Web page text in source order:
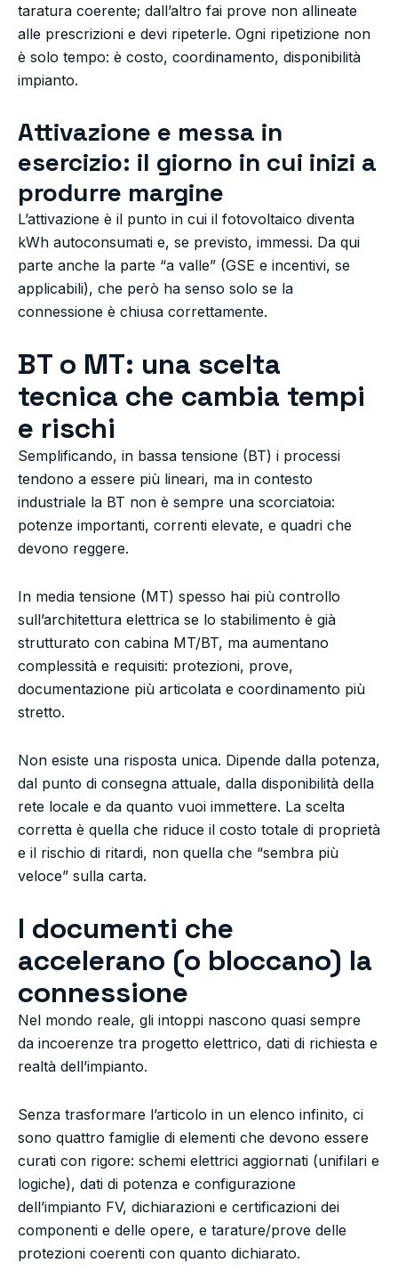
taratura coerente; dall’altro fai prove non allineate
alle prescrizioni e devi ripeterle. Ogni ripetizione non
è solo tempo: è costo, coordinamento, disponibilità
impianto.
Attivazione e messa in
esercizio: il giorno in cui inizi a
produrre margine
L’attivazione è il punto in cui il fotovoltaico diventa
kWh autoconsumati e, se previsto, immessi. Da qui
parte anche la parte “a valle” (GSE e incentivi, se
applicabili), che però ha senso solo se la
connessione è chiusa correttamente.
BT o MT: una scelta
tecnica che cambia tempi
e rischi
Semplificando, in bassa tensione (BT) i processi
tendono a essere più lineari, ma in contesto
industriale la BT non è sempre una scorciatoia:
potenze importanti, correnti elevate, e quadri che
devono reggere.
In media tensione (MT) spesso hai più controllo
sull’architettura elettrica se lo stabilimento è già
strutturato con cabina MT/BT, ma aumentano
complessità e requisiti: protezioni, prove,
documentazione più articolata e coordinamento più
stretto.
Non esiste una risposta unica. Dipende dalla potenza,
dal punto di consegna attuale, dalla disponibilità della
rete locale e da quanto vuoi immettere. La scelta
corretta è quella che riduce il costo totale di proprietà
e il rischio di ritardi, non quella che “sembra più
veloce” sulla carta.
I documenti che
accelerano (o bloccano) la
connessione
Nel mondo reale, gli intoppi nascono quasi sempre
da incoerenze tra progetto elettrico, dati di richiesta e
realtà dell’impianto.
Senza trasformare l’articolo in un elenco infinito, ci
sono quattro famiglie di elementi che devono essere
curati con rigore: schemi elettrici aggiornati (unifilari e
logiche), dati di potenza e configurazione
dell’impianto FV, dichiarazioni e certificazioni dei
componenti e delle opere, e tarature/prove delle
protezioni coerenti con quanto dichiarato.